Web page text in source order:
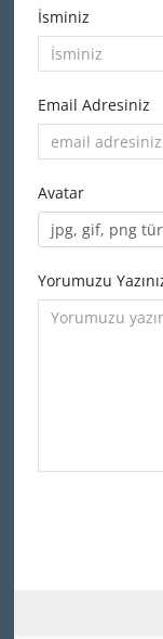
İsminiz
Email Adresiniz
Avatar
jpg, gif, png
Yorumuzu